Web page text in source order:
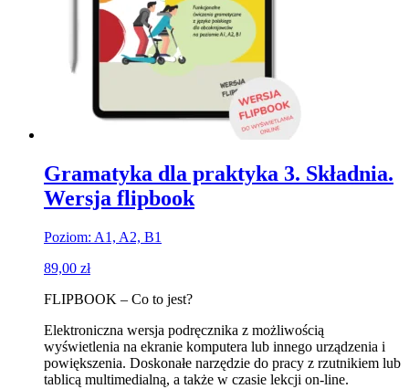
Gramatyka dla praktyka 3. Składnia.
Wersja flipbook
Poziom: A1, A2, B1
89,00 zł
FLIPBOOK – Co to jest?
Elektroniczna wersja podręcznika z możliwością
wyświetlenia na ekranie komputera lub innego urządzenia i
powiększenia. Doskonałe narzędzie do pracy z rzutnikiem lub
tablicą multimedialną, a także w czasie lekcji on-line.